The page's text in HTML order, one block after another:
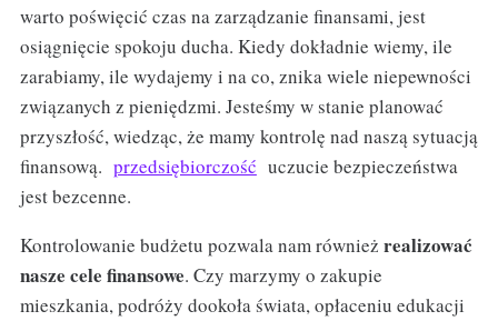
warto poświęcić czas na zarządzanie finansami, jest
osiągnięcie spokoju ducha. Kiedy dokładnie wiemy, ile
zarabiamy, ile wydajemy i na co, znika wiele niepewności
związanych z pieniędzmi. Jesteśmy w stanie planować
przyszłość, wiedząc, że mamy kontrolę nad naszą sytuacją
finansową. przedsiębiorczość uczucie bezpieczeństwa
jest bezcenne.
Kontrolowanie budżetu pozwala nam również realizować
nasze cele finansowe. Czy marzymy o zakupie
mieszkania, podróży dookoła świata, opłaceniu edukacji